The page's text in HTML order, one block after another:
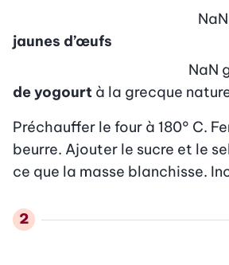
jaunes d’œufs
NaN
de yogourt à la grecque
NaN
Préchauffer le four à 180° C.
beurre. Ajouter le sucre et le
ce que la masse blanchisse.